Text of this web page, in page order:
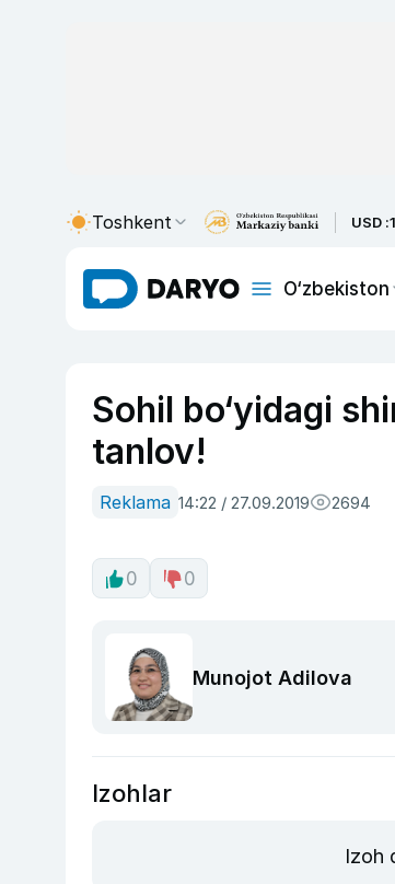
Toshkent USD :
O‘zbekiston
Sohil bo‘yidagi
tanlov!
Reklama 14:22 / 27.09.2019 2694
0 0
Munojot Adilova
Izohlar
Izoh